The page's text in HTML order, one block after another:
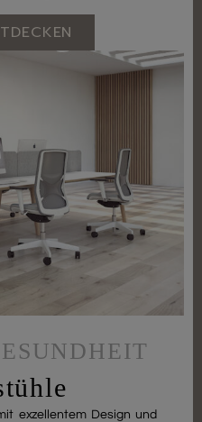
exzellentem Design und